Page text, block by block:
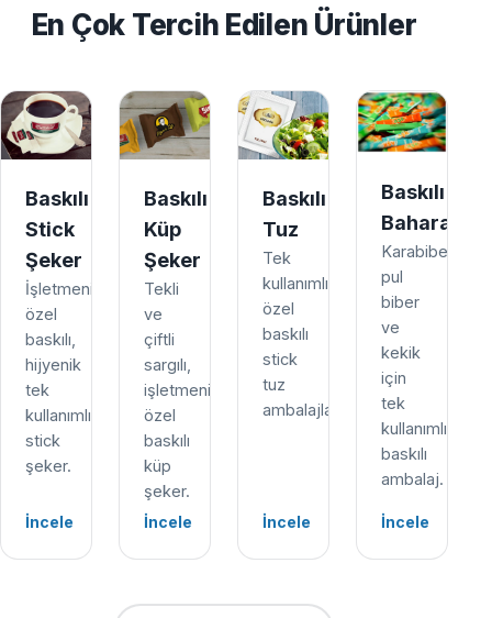
En Çok Tercih Edilen Ürünler
Baskılı
Stick
Şeker
İşletmenize
özel
baskılı,
hijyenik
tek
kullanımlık
stick
şeker.
İncele
Baskılı
Küp
Şeker
Tekli
ve
çiftli
sargılı,
işletmenize
özel
baskılı
küp
şeker.
İncele
Baskılı
Tuz
Tek
kullanımlık,
özel
baskılı
stick
tuz
ambalajları.
İncele
Baskılı
Baharat
Karabiber,
pul
biber
ve
kekik
için
tek
kullanımlık
baskılı
ambalaj.
İncele